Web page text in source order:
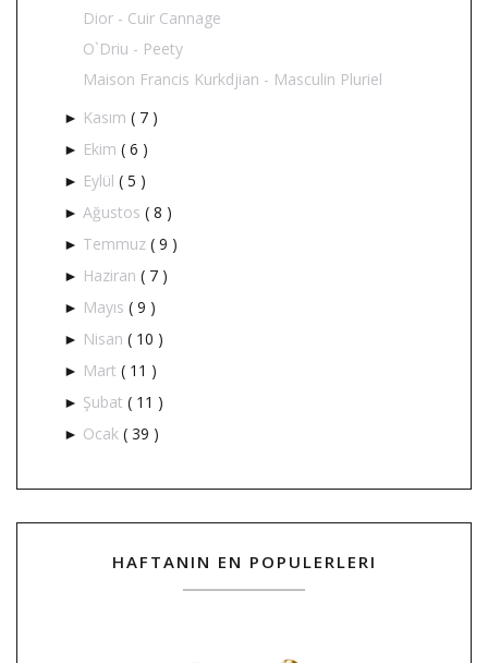
Dior - Cuir Cannage
O`Driu - Peety
Maison Francis Kurkdjian - Masculin Pluriel
► Kasım ( 7 )
► Ekim ( 6 )
► Eylül ( 5 )
► Ağustos ( 8 )
► Temmuz ( 9 )
► Haziran ( 7 )
► Mayıs ( 9 )
► Nisan ( 10 )
► Mart ( 11 )
► Şubat ( 11 )
► Ocak ( 39 )
HAFTANIN EN POPULERLERI